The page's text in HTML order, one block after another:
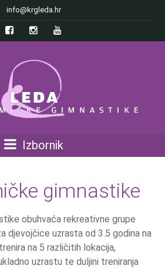
info@krgleda.hr
Izbornik
gimnastike
obuhvaća rekreativne grupe
djevojčice uzrasta od 3.5 godina na
na 5 različitih lokacija,
uzrastu te duljini treniranja